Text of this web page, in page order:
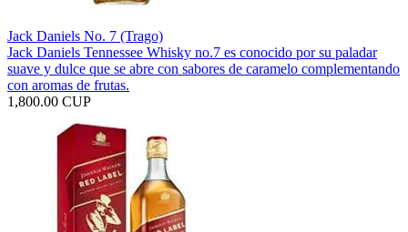
Jack Daniels No. 7 (Trago)
Jack Daniels Tennessee Whisky no.7 es conocido por su paladar
suave y dulce que se abre con sabores de caramelo complementando
con aromas de frutas.
1,800.00 CUP